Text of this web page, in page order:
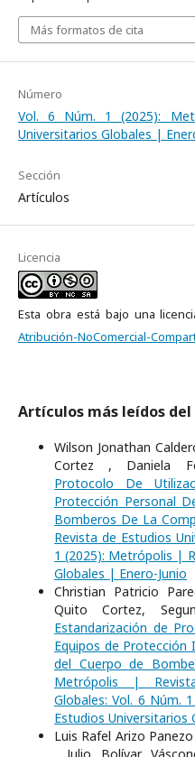
Más formatos de cita
Número
Vol. 6 Núm. 1 (2025):
Universitarios Globales |
Sección
Artículos
Licencia
Esta obra está bajo una
Atribución-NoComercial-
Artículos más leídos
Wilson Jonathan
Cortez , Daniela
Protocolo De
Protección Personal
Bomberos De La
Revista de Estudios
1 (2025): Metrópolis |
Globales | Enero-Junio
Christian Patricio
Quito Cortez,
Estandarización de
Equipos de Protección
del Cuerpo de
Metrópolis |
Globales: Vol. 6 Núm.
Estudios Universitarios
Luis Rafel Arizo